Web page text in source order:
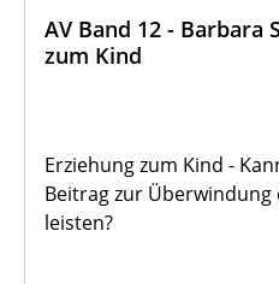
AV Band 12 - Barbara
zum Kind
Erziehung zum Kind -
Beitrag zur
leisten?